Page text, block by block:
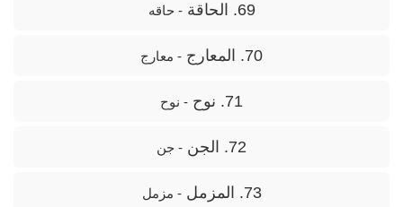
69. الحاقة - حاقه
70. المعارج - معارج
71. نوح - نوح
72. الجن - جن
73. المزمل - مزمل